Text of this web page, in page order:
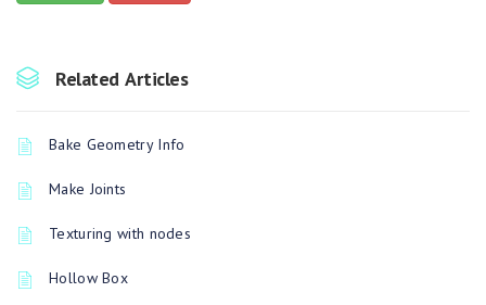
Related Articles
Bake Geometry Info
Make Joints
Texturing with nodes
Hollow Box